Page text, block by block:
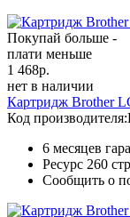
Покупай больше -
плати меньше
1 468р.
нет в наличии
Картридж Brother
Код производителя:
6 месяцев
Ресурс 260
Сообщить о